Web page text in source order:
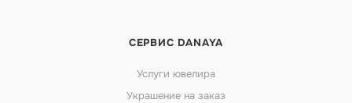
СЕРВИС DANAYA
Услуги ювелира
Украшение на заказ